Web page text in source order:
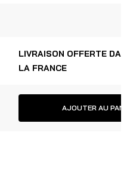
LIVRAISON OFFERTE
LA FRANCE
AJOUTER AU